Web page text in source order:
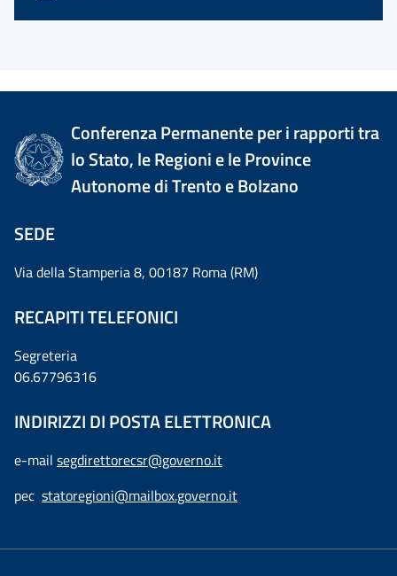
Conferenza Permanente per i rapporti tra
lo Stato, le Regioni e le Province
Autonome di Trento e Bolzano
SEDE
Via della Stamperia 8, 00187 Roma (RM)
RECAPITI TELEFONICI
Segreteria
06.67796316
INDIRIZZI DI POSTA ELETTRONICA
e-mail segdirettorecsr@governo.it
pec statoregioni@mailbox.governo.it